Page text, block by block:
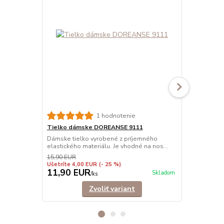
1 hodnotenie
Tielko dámske DOREANSE 9111
Dámske tielko vyrobené z príjemného
elastického materiálu. Je vhodné na nos...
15,90 EUR
Ušetríte 4,00 EUR (- 25 %)
11,90 EUR/ks Skladom
Zvoliť variant